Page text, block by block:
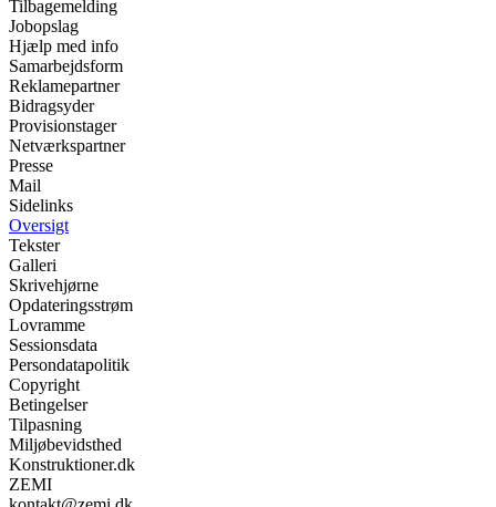
Tilbagemelding
Jobopslag
Hjælp med info
Samarbejdsform
Reklamepartner
Bidragsyder
Provisionstager
Netværkspartner
Presse
Mail
Sidelinks
Oversigt
Tekster
Galleri
Skrivehjørne
Opdateringsstrøm
Lovramme
Sessionsdata
Persondatapolitik
Copyright
Betingelser
Tilpasning
Miljøbevidsthed
Konstruktioner.dk
ZEMI